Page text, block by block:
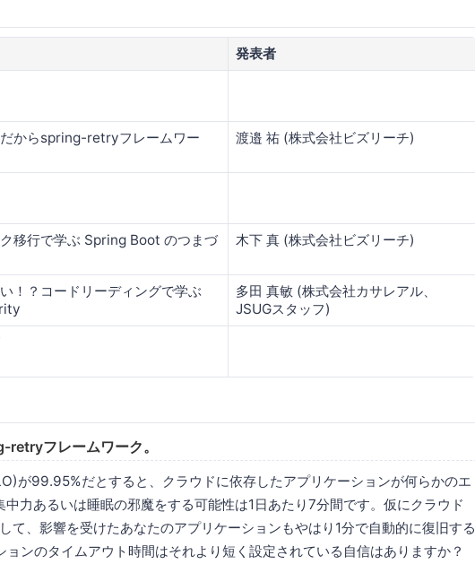
発表者
からspring-retryフレームワー
渡邉 祐 (株式会社ビズリーチ)
移行で学ぶ Spring Boot のつまづ
木下 真 (株式会社ビズリーチ)
！？コードリーディングで学ぶ
多田 真敏 (株式会社カサレアル、
JSUGスタッフ)
フレームワーク。
が99.95%だとすると、クラウドに依存したアプリケーションが何らかのエ
力あるいは睡眠の邪魔をする可能性は1日あたり7分間です。仮にクラウド
て、影響を受けたあなたのアプリケーションもやはり1分で自動的に復旧する
ョンのタイムアウト時間はそれより短く設定されている自信はありますか？